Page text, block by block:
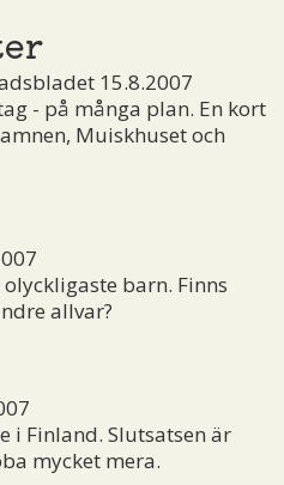
15.8.2007
- på många plan. En kort
Muiskhuset och
barn. Finns
allvar?
i Finland. Slutsatsen är
mycket mera.